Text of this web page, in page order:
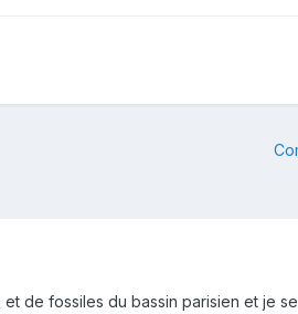
de fossiles du bassin parisien et je